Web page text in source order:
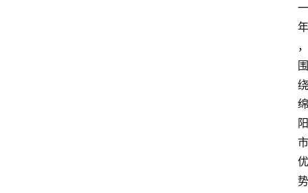
一
年
，
围
绕
绵
阳
市
优
势